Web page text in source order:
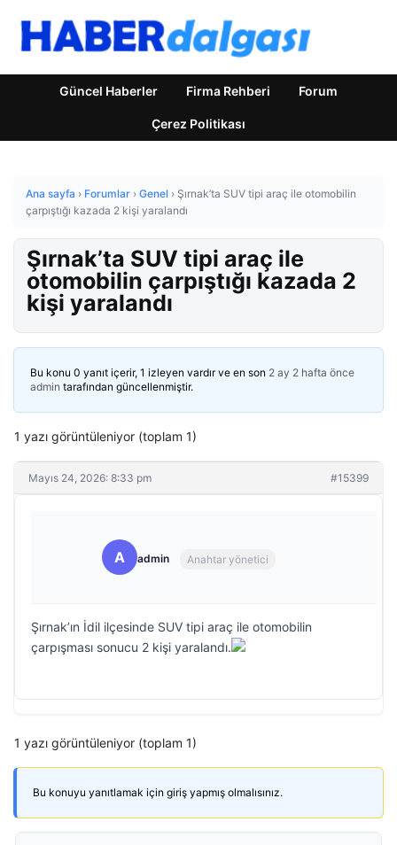
Güncel Haberler Firma Rehberi Forum
Çerez Politikası
Ana sayfa › Forumlar › Genel › Şırnak’ta SUV tipi araç ile otomobilin
çarpıştığı kazada 2 kişi yaralandı
Şırnak’ta SUV tipi araç ile
otomobilin çarpıştığı kazada 2
kişi yaralandı
Bu konu 0 yanıt içerir, 1 izleyen vardır ve en son 2 ay 2 hafta önce
admin tarafından güncellenmiştir.
1 yazı görüntüleniyor (toplam 1)
Mayıs 24, 2026: 8:33 pm #15399
A admin Anahtar yönetici
Şırnak’ın İdil ilçesinde SUV tipi araç ile otomobilin
çarpışması sonucu 2 kişi yaralandı.
1 yazı görüntüleniyor (toplam 1)
Bu konuyu yanıtlamak için giriş yapmış olmalısınız.